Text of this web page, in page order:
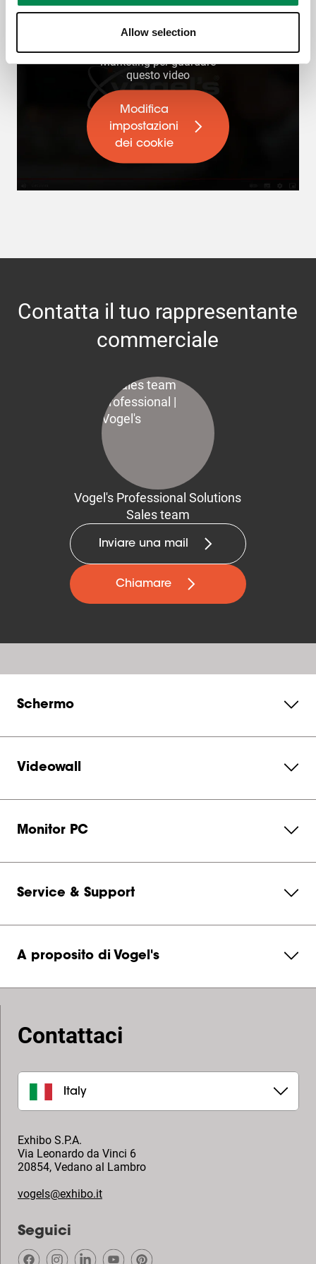
Allow selection
Marketing per guardare
questo video
Modifica
impostazioni
dei cookie
Contatta il tuo rappresentante
commerciale
Vogel's Professional Solutions
Sales team
Inviare una mail
Chiamare
Schermo
Videowall
Monitor PC
Service & Support
A proposito di Vogel's
Contattaci
Italy
Exhibo S.P.A.
Via Leonardo da Vinci 6
20854, Vedano al Lambro
vogels@exhibo.it
Seguici